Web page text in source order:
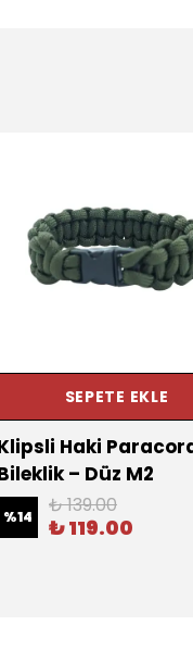
SEPETE EKLE
Haki
– Düz M2
%14 ₺ 139.00
₺ 119.00